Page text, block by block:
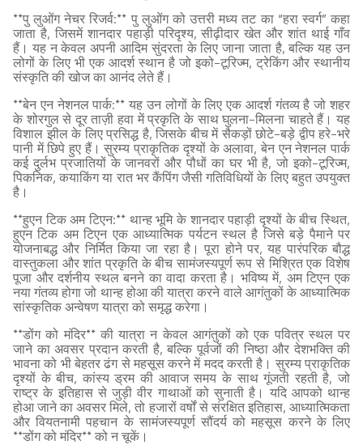
**पु लुओंग नेचर रिजर्व:** पु लुओंग को उत्तरी मध्य तट का “हरा स्वर्ग” कहा
जाता है, जिसमें शानदार पहाड़ी परिदृश्य, सीढ़ीदार खेत और शांत थाई गाँव
हैं। यह न केवल अपनी आदिम सुंदरता के लिए जाना जाता है, बल्कि यह उन
लोगों के लिए भी एक आदर्श स्थान है जो इको-टूरिज्म, ट्रेकिंग और स्थानीय
संस्कृति की खोज का आनंद लेते हैं।
**बेन एन नेशनल पार्क:** यह उन लोगों के लिए एक आदर्श गंतव्य है जो शहर
के शोरगुल से दूर ताज़ी हवा में प्रकृति के साथ घुलना-मिलना चाहते हैं। यह
विशाल झील के लिए प्रसिद्ध है, जिसके बीच में सैकड़ों छोटे-बड़े द्वीप हरे-भरे
पानी में छिपे हुए हैं। सुरम्य प्राकृतिक दृश्यों के अलावा, बेन एन नेशनल पार्क
कई दुर्लभ प्रजातियों के जानवरों और पौधों का घर भी है, जो इको-टूरिज्म,
पिकनिक, कयाकिंग या रात भर कैंपिंग जैसी गतिविधियों के लिए बहुत उपयुक्त
है।
**हुएन टिक अम टिएन:** थान्ह भूमि के शानदार पहाड़ी दृश्यों के बीच स्थित,
हुएन टिक अम टिएन एक आध्यात्मिक पर्यटन स्थल है जिसे बड़े पैमाने पर
योजनाबद्ध और निर्मित किया जा रहा है। पूरा होने पर, यह पारंपरिक बौद्ध
वास्तुकला और शांत प्रकृति के बीच सामंजस्यपूर्ण रूप से मिश्रित एक विशेष
पूजा और दर्शनीय स्थल बनने का वादा करता है। भविष्य में, अम टिएन एक
नया गंतव्य होगा जो थान्ह होआ की यात्रा करने वाले आगंतुकों के आध्यात्मिक
सांस्कृतिक अन्वेषण यात्रा को समृद्ध करेगा।
**डोंग को मंदिर** की यात्रा न केवल आगंतुकों को एक पवित्र स्थल पर
जाने का अवसर प्रदान करती है, बल्कि पूर्वजों की निष्ठा और देशभक्ति की
भावना को भी बेहतर ढंग से महसूस करने में मदद करती है। सुरम्य प्राकृतिक
दृश्यों के बीच, कांस्य ड्रम की आवाज समय के साथ गूंजती रहती है, जो
राष्ट्र के इतिहास से जुड़ी वीर गाथाओं को सुनाती है। यदि आपको थान्ह
होआ जाने का अवसर मिले, तो हजारों वर्षों से संरक्षित इतिहास, आध्यात्मिकता
और वियतनामी पहचान के सामंजस्यपूर्ण सौंदर्य को महसूस करने के लिए
**डोंग को मंदिर** को न चूकें।